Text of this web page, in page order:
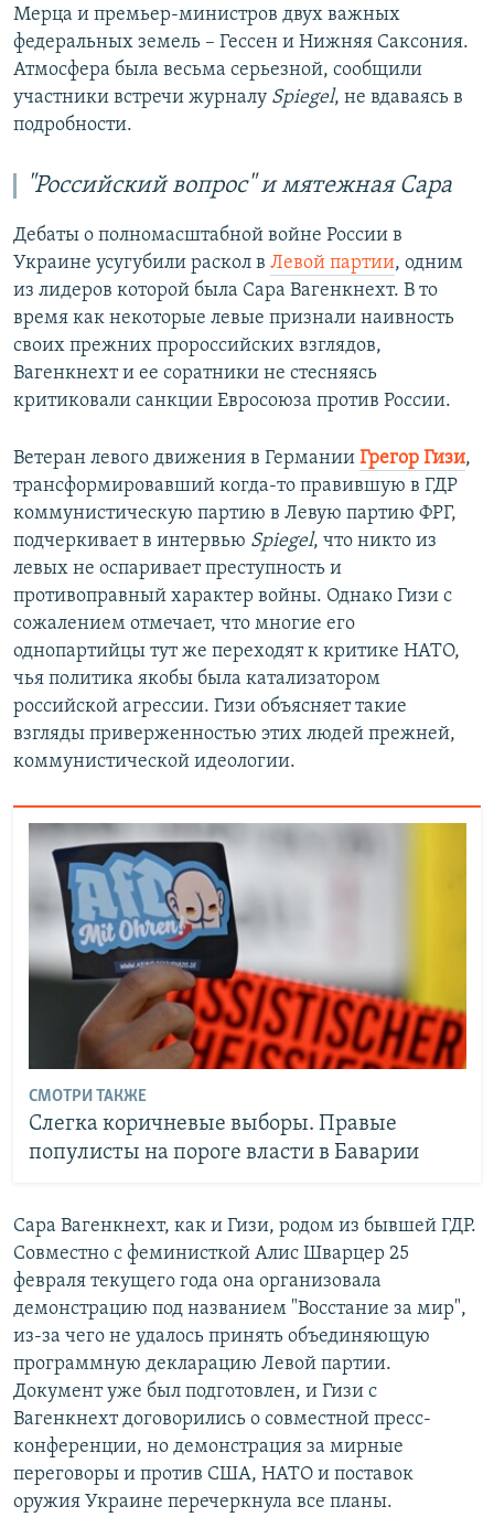
Мерца и премьер-министров двух важных
федеральных земель – Гессен и Нижняя Саксония.
Атмосфера была весьма серьезной, сообщили
участники встречи журналу Spiegel, не вдаваясь в
подробности.
"Российский вопрос" и мятежная Сара
Дебаты о полномасштабной войне России в
Украине усугубили раскол в Левой партии, одним
из лидеров которой была Сара Вагенкнехт. В то
время как некоторые левые признали наивность
своих прежних пророссийских взглядов,
Вагенкнехт и ее соратники не стесняясь
критиковали санкции Евросоюза против России.
Ветеран левого движения в Германии Грегор Гизи,
трансформировавший когда-то правившую в ГДР
коммунистическую партию в Левую партию ФРГ,
подчеркивает в интервью Spiegel, что никто из
левых не оспаривает преступность и
противоправный характер войны. Однако Гизи с
сожалением отмечает, что многие его
однопартийцы тут же переходят к критике НАТО,
чья политика якобы была катализатором
российской агрессии. Гизи объясняет такие
взгляды приверженностью этих людей прежней,
коммунистической идеологии.
СМОТРИ ТАКЖЕ
Слегка коричневые выборы. Правые
популисты на пороге власти в Баварии
Сара Вагенкнехт, как и Гизи, родом из бывшей ГДР.
Совместно с феминисткой Алис Шварцер 25
февраля текущего года она организовала
демонстрацию под названием "Восстание за мир",
из-за чего не удалось принять объединяющую
программную декларацию Левой партии.
Документ уже был подготовлен, и Гизи с
Вагенкнехт договорились о совместной пресс-
конференции, но демонстрация за мирные
переговоры и против США, НАТО и поставок
оружия Украине перечеркнула все планы.